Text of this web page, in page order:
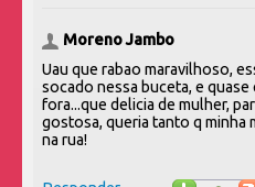
Moreno Jambo
Uau que rabao maravilhoso,
socado nessa buceta, e
fora...que delicia de mulher,
gostosa, queria tanto q minha
na rua!